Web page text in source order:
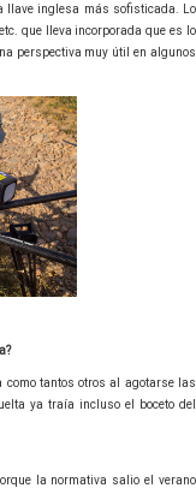
llave inglesa más sofisticada. Lo
que lleva incorporada que es lo
perspectiva muy útil en algunos
tantos otros al agotarse las
ya traía incluso el boceto del
la normativa salio el verano